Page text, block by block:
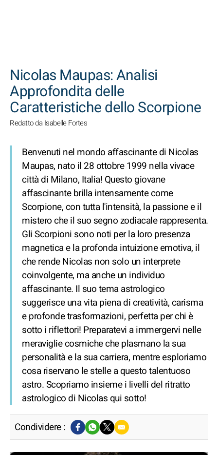
Nicolas Maupas: Analisi
Approfondita delle
Caratteristiche dello Scorpione
Redatto da Isabelle Fortes
Benvenuti nel mondo affascinante di Nicolas
Maupas, nato il 28 ottobre 1999 nella vivace
città di Milano, Italia! Questo giovane
affascinante brilla intensamente come
Scorpione, con tutta l'intensità, la passione e il
mistero che il suo segno zodiacale rappresenta.
Gli Scorpioni sono noti per la loro presenza
magnetica e la profonda intuizione emotiva, il
che rende Nicolas non solo un interprete
coinvolgente, ma anche un individuo
affascinante. Il suo tema astrologico
suggerisce una vita piena di creatività, carisma
e profonde trasformazioni, perfetta per chi è
sotto i riflettori! Preparatevi a immergervi nelle
meraviglie cosmiche che plasmano la sua
personalità e la sua carriera, mentre esploriamo
cosa riservano le stelle a questo talentuoso
astro. Scopriamo insieme i livelli del ritratto
astrologico di Nicolas qui sotto!
Condividere :